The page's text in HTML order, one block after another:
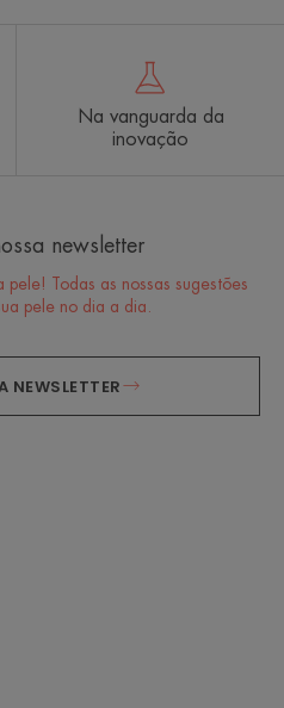
Na vanguarda da
inovação
newsletter
pele! Todas as nossas sugestões
pele no dia a dia.
NEWSLETTER